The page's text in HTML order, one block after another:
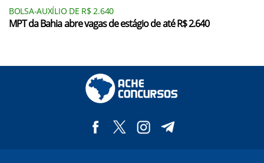
BOLSA-AUXÍLIO DE R$ 2.640
MPT da Bahia abre vagas de estágio de até R$ 2.640